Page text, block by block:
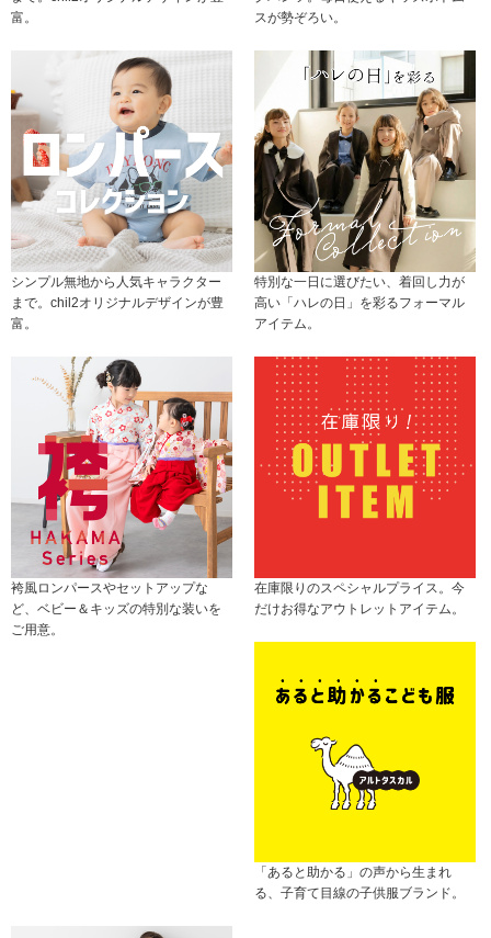
富。
スが勢ぞろい。
シンプル無地から人気キャラクター
まで。chil2オリジナルデザインが豊
富。
特別な一日に選びたい、着回し力が
高い「ハレの日」を彩るフォーマル
アイテム。
袴風ロンパースやセットアップな
ど、ベビー＆キッズの特別な装いを
ご用意。
在庫限りのスペシャルプライス。今
だけお得なアウトレットアイテム。
「あると助かる」の声から生まれ
る、子育て目線の子供服ブランド。